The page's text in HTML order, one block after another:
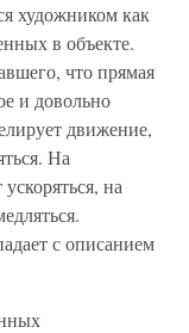
художником как
в объекте.
что прямая
и довольно
движение,
На
на
с описанием